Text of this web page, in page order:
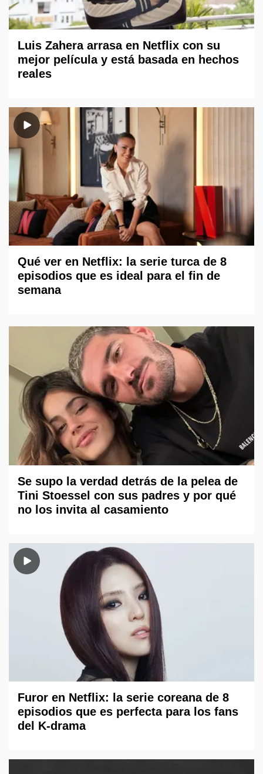
Luis Zahera arrasa en Netflix con su
mejor película y está basada en hechos
reales
Qué ver en Netflix: la serie turca de 8
episodios que es ideal para el fin de
semana
Se supo la verdad detrás de la pelea de
Tini Stoessel con sus padres y por qué
no los invita al casamiento
Furor en Netflix: la serie coreana de 8
episodios que es perfecta para los fans
del K-drama